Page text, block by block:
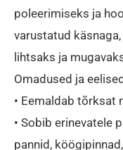
poleerimiseks ja
varustatud
lihtsaks ja
Omadused ja
• Eemaldab tõrksat
• Sobib erinevatele
pannid,